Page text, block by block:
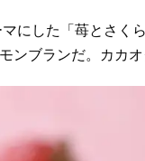
にした「苺とさく
ンブランだ。カカ